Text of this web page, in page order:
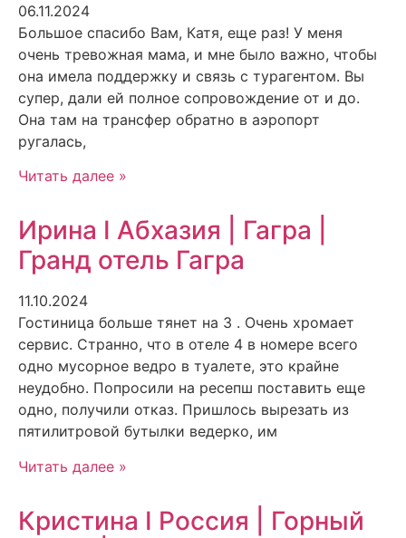
06.11.2024
Большое спасибо Вам, Катя, еще раз! У меня
очень тревожная мама, и мне было важно, чтобы
она имела поддержку и связь с турагентом. Вы
супер, дали ей полное сопровождение от и до.
Она там на трансфер обратно в аэропорт
ругалась,
Читать далее »
Ирина I Абхазия | Гагра |
Гранд отель Гагра
11.10.2024
Гостиница больше тянет на 3 . Очень хромает
сервис. Странно, что в отеле 4 в номере всего
одно мусорное ведро в туалете, это крайне
неудобно. Попросили на ресепш поставить еще
одно, получили отказ. Пришлось вырезать из
пятилитровой бутылки ведерко, им
Читать далее »
Кристина I Россия | Горный